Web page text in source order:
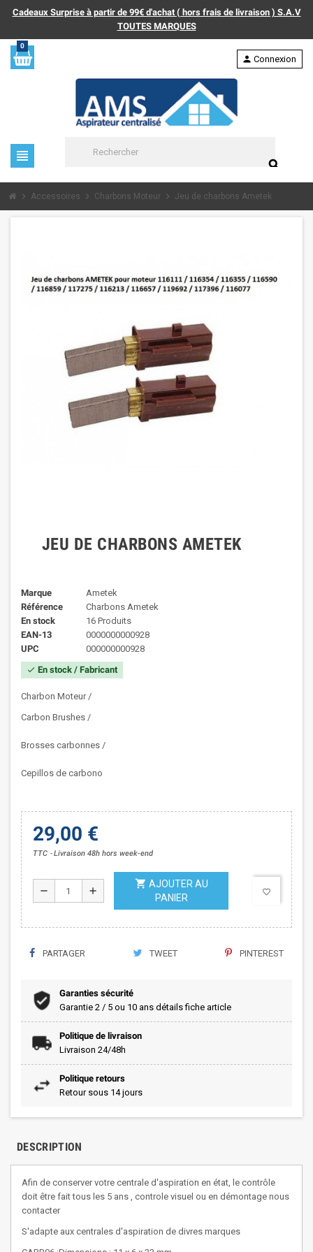
Cadeaux Surprise à partir de 99€ d'achat ( hors frais de livraison ) S.A.V
TOUTES MARQUES
0
view_headline
search
person Connexion
chevron_right Accessoires chevron_right Charbons Moteur chevron_right Jeu de charbons Ametek
JEU DE CHARBONS AMETEK
Marque
Ametek
Référence
Charbons Ametek
En stock
16 Produits
EAN-13
0000000000928
UPC
000000000928
check En stock / Fabricant
Charbon Moteur /
Carbon Brushes /
Brosses carbonnes /
Cepillos de carbono
29,00 €
TTC Livraison 48h hors week-end
remove add
shopping_cart AJOUTER AU
PANIER
favorite_border
PARTAGER TWEET PINTEREST
Garanties sécurité
Garantie 2 / 5 ou 10 ans détails fiche article
Politique de livraison
Livraison 24/48h
Politique retours
Retour sous 14 jours
DESCRIPTION
Afin de conserver votre centrale d'aspiration en état, le contrôle
doit être fait tous les 5 ans , controle visuel ou en démontage nous
contacter
S'adapte aux centrales d'aspiration de divres marques